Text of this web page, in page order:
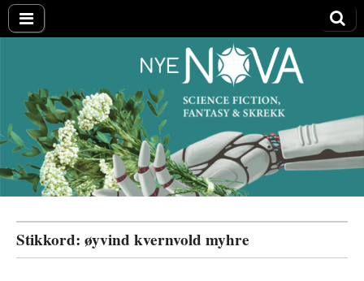
Nye NOVA
Stikkord: øyvind kvernvold myhre